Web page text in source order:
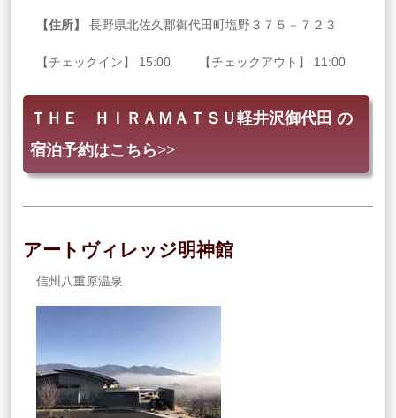
【住所】 長野県北佐久郡御代田町塩野３７５－７２３
【チェックイン】 15:00 【チェックアウト】 11:00
ＴＨＥ ＨＩＲＡＭＡＴＳＵ軽井沢御代田 の
宿泊予約はこちら>>
アートヴィレッジ明神館
信州八重原温泉